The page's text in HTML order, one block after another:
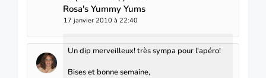
Rosa's Yummy Yums
17 janvier 2010 à 22:40
Un dip merveilleux! très sympa pour l'apéro!
Bises et bonne semaine,